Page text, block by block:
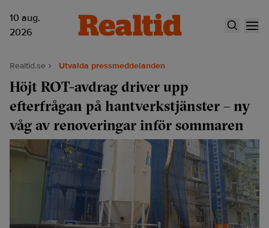
10 aug.
2026
Realtid.se Utvalda pressmeddelanden
Höjt ROT-avdrag driver upp
efterfrågan på hantverkstjänster – ny
våg av renoveringar inför sommaren